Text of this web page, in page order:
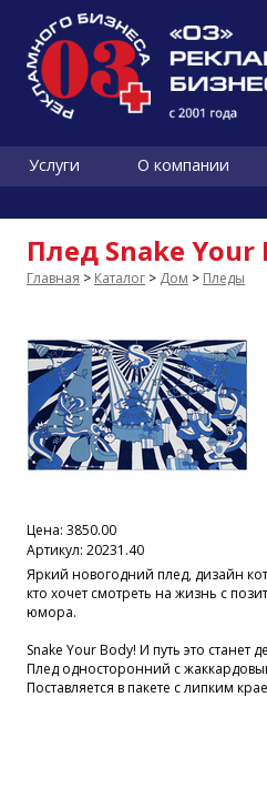
Услуги О компании
Плед Snake
Главная > Каталог > Дом > Пледы
Цена: 3850.00
Артикул: 20231.40
Яркий новогодний плед, дизайн
кто хочет смотреть на жизнь с
юмора.
Snake Your Body! И путь это станет
Плед односторонний с
Поставляется в пакете с липким